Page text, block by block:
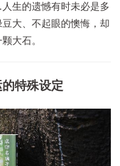
生的遗憾有时未必是多
大、不起眼的懊悔，却
大石。
的特殊设定